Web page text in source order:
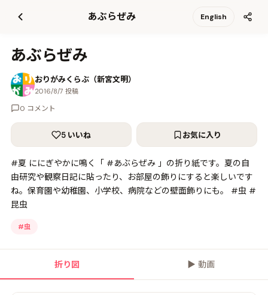
あぶらぜみ English
あぶらぜみ
おりがみくらぶ（新宮文明）
2016/8/7 投稿
0 コメント
5 いいね お気に入り
#夏 ににぎやかに鳴く「 #あぶらぜみ 」の折り紙です。夏の自
由研究や観察日記に貼ったり、お部屋の飾りにすると楽しいです
ね。保育園や幼稚園、小学校、病院などの壁面飾りにも。 #虫 #
昆虫
#虫
折り図 ▶ 動画